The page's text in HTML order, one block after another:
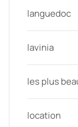
languedoc
lavinia
les plus
location